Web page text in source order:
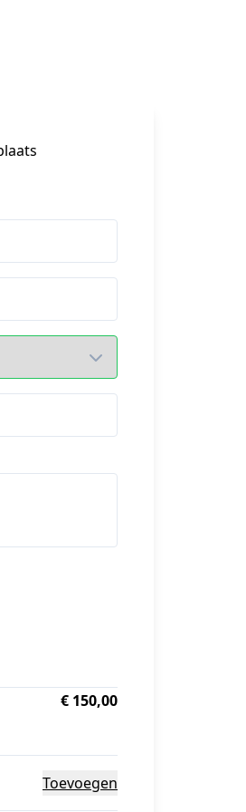
€ 150,00
Toevoegen